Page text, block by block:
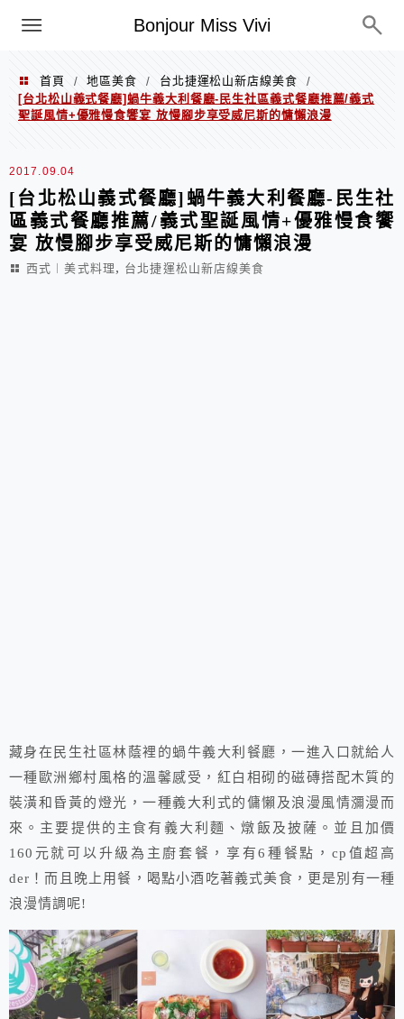
Bonjour Miss Vivi
選單
首頁 / 地區美食 / 台北捷運松山新店線美食
/
[台北松山義式餐廳]蝸牛義大利餐廳-民生社區義式餐廳推薦/義式
聖誕風情+優雅慢食饗宴 放慢腳步享受威尼斯的慵懶浪漫
2017.09.04
[台北松山義式餐廳]蝸牛義大利餐廳-民生社
區義式餐廳推薦/義式聖誕風情+優雅慢食饗
宴 放慢腳步享受威尼斯的慵懶浪漫
西式︱美式料理 , 台北捷運松山新店線美食
藏身在民生社區林蔭裡的蝸牛義大利餐廳，一進入口就給人
一種歐洲鄉村風格的溫馨感受，紅白相砌的磁磚搭配木質的
裝潢和昏黃的燈光，一種義大利式的傭懶及浪漫風情瀰漫而
來。主要提供的主食有義大利麵、燉飯及披薩。並且加價
160元就可以升級為主廚套餐，享有6種餐點，cp值超高
der！而且晚上用餐，喝點小酒吃著義式美食，更是別有一種
浪漫情調呢!